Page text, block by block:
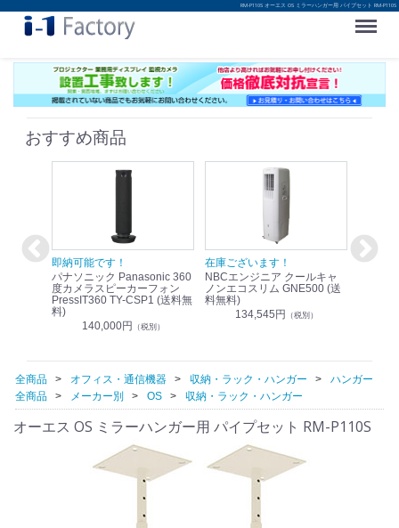
RM-P110S オーエス OS ミラーハンガー用 パイプセット RM-P110S
Menu
おすすめ商品
即納可能です！
パナソニック Panasonic 360
度カメラスピーカーフォン
PressIT360 TY-CSP1 (送料無
料)
140,000円 （税別）
在庫ございます！
NBCエンジニア クールキャ
ノンエコスリム GNE500 (送
料無料)
134,545円 （税別）
即納可
全商品 オフィス・通信機器 収納・ラック・ハンガー
ハンガー
全商品
メーカー別 OS 収納・ラック・ハンガー
オーエス OS ミラーハンガー用 パイプセット RM-P110S